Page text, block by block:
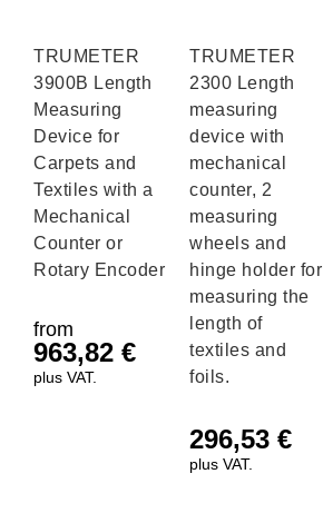
TRUMETER
3900B Length
Measuring
Device for
Carpets and
Textiles with a
Mechanical
Counter or
Rotary Encoder
from
963,82 €
plus VAT.
TRUMETER
2300 Length
measuring
device with
mechanical
counter, 2
measuring
wheels and
hinge holder for
measuring the
length of
textiles and
foils.
296,53 €
plus VAT.